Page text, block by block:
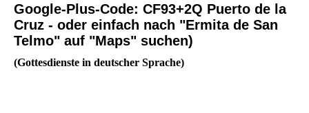
Google-Plus-Code: CF93+2Q Puerto de la
Cruz - oder einfach nach "Ermita de San
Telmo" auf "Maps" suchen)
(Gottesdienste in deutscher Sprache)